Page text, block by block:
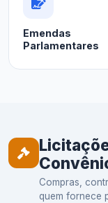
Emendas
Parlamentares
Compras,
quem fornece